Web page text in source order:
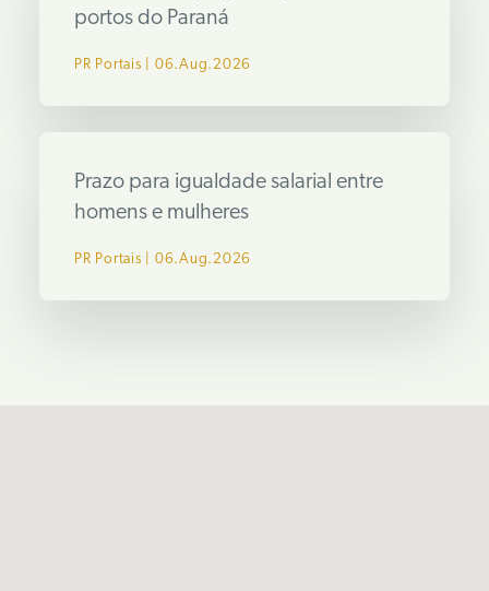
portos do Paraná
PR Portais 06.Aug.2026
Prazo para igualdade salarial entre
homens e mulheres
PR Portais 06.Aug.2026